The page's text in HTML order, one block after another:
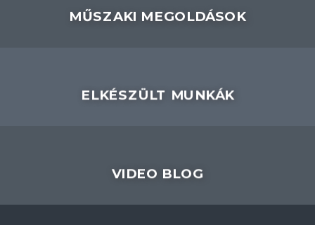
MŰSZAKI MEGOLDÁSOK
ELKÉSZÜLT MUNKÁK
VIDEO BLOG